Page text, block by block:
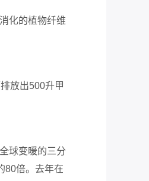
化的植物纤维
排放出500升甲
球变暖的三分
80倍。去年在